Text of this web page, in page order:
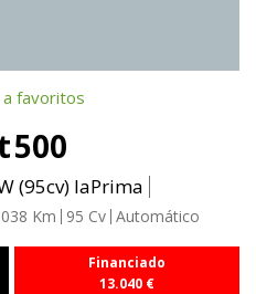
a favoritos
500
(95cv) laPrima
Km 95 Cv Automático
Financiado
13.040 €